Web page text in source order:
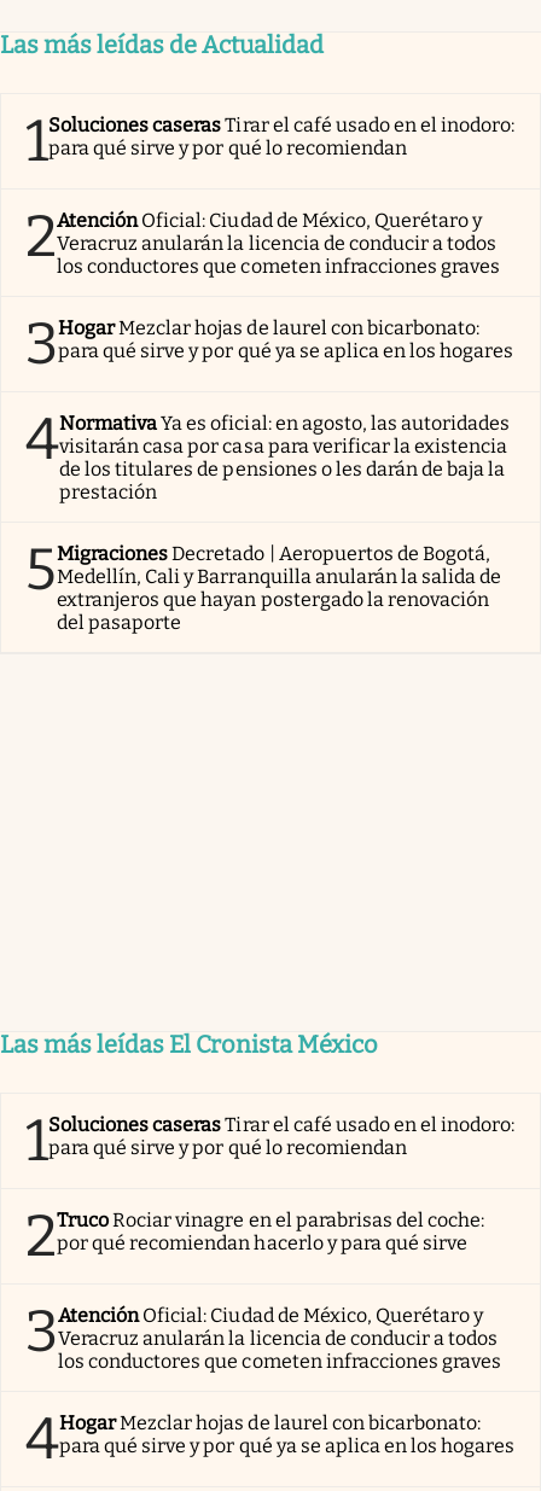
Las más leídas de Actualidad
1Soluciones caserasTirar el café usado en el inodoro:
para qué sirve y por qué lo recomiendan
2AtenciónOficial: Ciudad de México, Querétaro y
Veracruz anularán la licencia de conducir a todos
los conductores que cometen infracciones graves
3HogarMezclar hojas de laurel con bicarbonato:
para qué sirve y por qué ya se aplica en los hogares
4NormativaYa es oficial: en agosto, las autoridades
visitarán casa por casa para verificar la existencia
de los titulares de pensiones o les darán de baja la
prestación
5MigracionesDecretado | Aeropuertos de Bogotá,
Medellín, Cali y Barranquilla anularán la salida de
extranjeros que hayan postergado la renovación
del pasaporte
Las más leídas El Cronista México
1Soluciones caserasTirar el café usado en el inodoro:
para qué sirve y por qué lo recomiendan
2TrucoRociar vinagre en el parabrisas del coche:
por qué recomiendan hacerlo y para qué sirve
3AtenciónOficial: Ciudad de México, Querétaro y
Veracruz anularán la licencia de conducir a todos
los conductores que cometen infracciones graves
4HogarMezclar hojas de laurel con bicarbonato:
para qué sirve y por qué ya se aplica en los hogares